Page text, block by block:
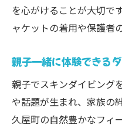
を心がけることが大切で
ャケットの着用や保護者
親子一緒に体験できる
親子でスキンダイビング
や話題が生まれ、家族の
久屋町の自然豊かなフィ